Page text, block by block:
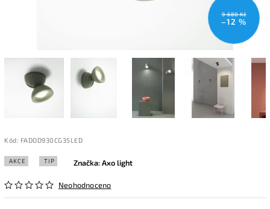
9 680 Kč
–12 %
Kód: FADOD930CG35LED
AKCE TIP
Neohodnoceno
Značka:Axo light